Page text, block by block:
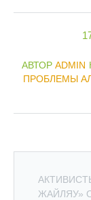
АВТОР ADMIN
ПРОБЛЕМЫ
ЖАЙЛЯУ»